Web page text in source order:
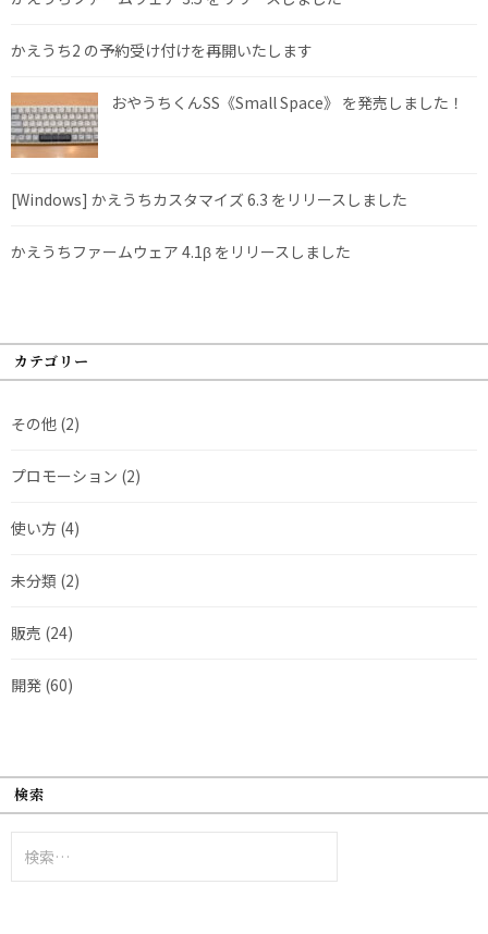
かえうち2 の予約受け付けを再開いたします
おやうちくんSS《Small Space》 を発売しました！
[Windows] かえうちカスタマイズ 6.3 をリリースしました
かえうちファームウェア 4.1β をリリースしました
カテゴリー
その他 (2)
プロモーション (2)
使い方 (4)
未分類 (2)
販売 (24)
開発 (60)
検索
索: